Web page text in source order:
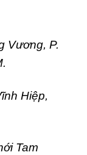
Vương, P.
Hiệp,
Tam